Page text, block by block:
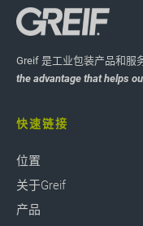
Greif 是工业包装产品和服
the advantage that helps
快速链接
位置
关于Greif
产品